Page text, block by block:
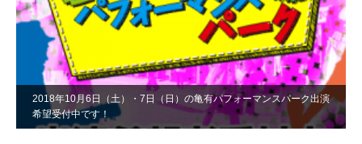
2018年10月6日（土）・7日（日）の亀有パフォーマンスパーク出演
希望受付中です！